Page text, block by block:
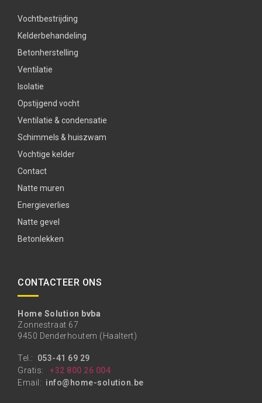
Vochtbestrijding
Kelderbehandeling
Betonherstelling
Ventilatie
Isolatie
Opstijgend vocht
Ventilatie & condensatie
Schimmels & huiszwam
Vochtige kelder
Contact
Natte muren
Energieverlies
Natte gevel
Betonlekken
CONTACTEER ONS
Home Solution bvba
Zonnestraat 67
9450 Denderhoutem (Haaltert)
Tel.: 053-41 69 29
Gratis:
+32 800 26 004
Email: info@home-solution.be